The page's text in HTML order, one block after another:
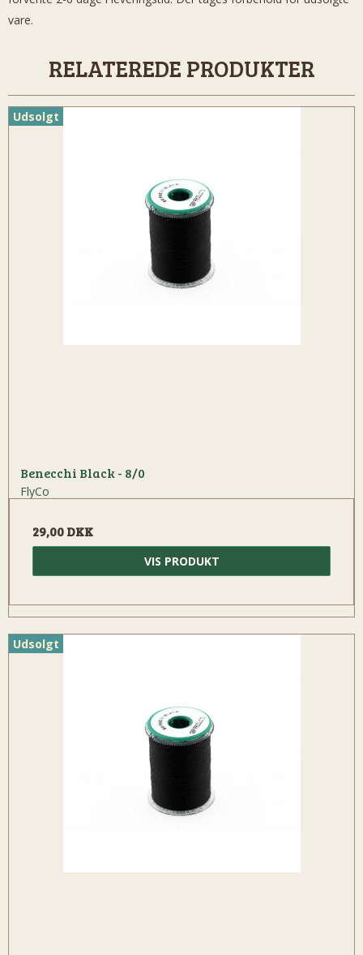
vare.
RELATEREDE PRODUKTER
Udsolgt
Benecchi Black - 8/0
FlyCo
29,00 DKK
VIS PRODUKT
Udsolgt